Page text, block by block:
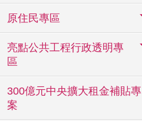
原住民專區
亮點公共工程行政透明專
區
300億元中央擴大租金補貼專
案